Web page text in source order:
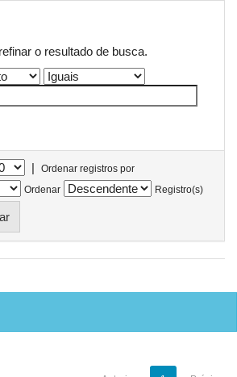
o resultado de busca.
|
Ordenar registros por
Ordenar
Registro(s)